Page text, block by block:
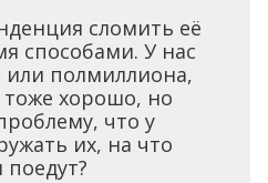
сломить её
способами. У нас
полмиллиона,
тоже хорошо, но
что у
их, на что